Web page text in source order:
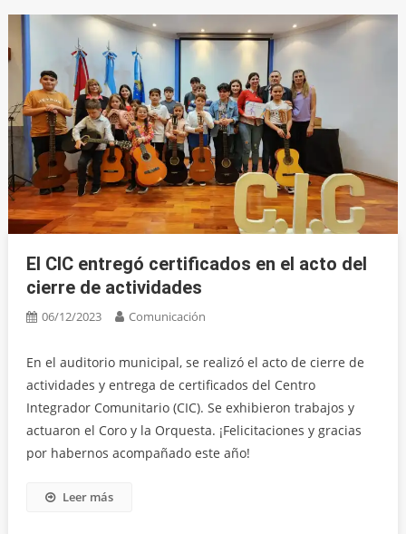
El CIC entregó certificados en el acto del
cierre de actividades
06/12/2023 Comunicación
En el auditorio municipal, se realizó el acto de cierre de
actividades y entrega de certificados del Centro
Integrador Comunitario (CIC). Se exhibieron trabajos y
actuaron el Coro y la Orquesta. ¡Felicitaciones y gracias
por habernos acompañado este año!
Leer más